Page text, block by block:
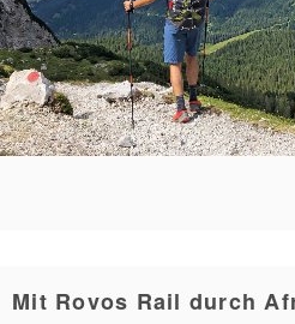
Mit Rovos Rail durch